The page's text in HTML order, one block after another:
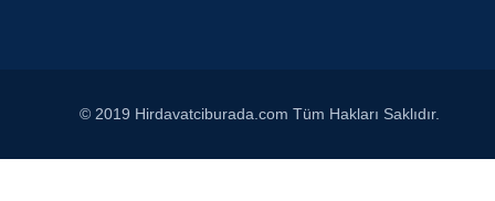
© 2019 Hirdavatciburada.com Tüm Hakları Saklıdır.